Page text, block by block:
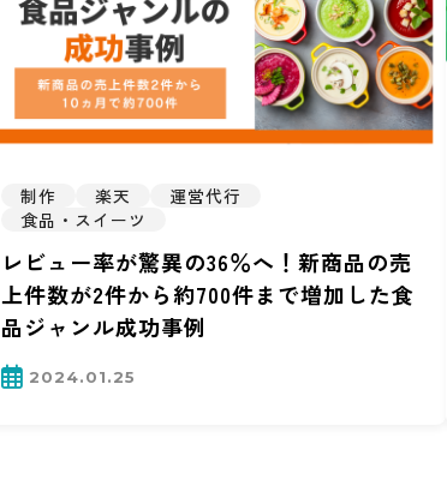
制作 楽天
運営代行
食品・スイーツ
レビュー率が驚異の36％へ！新商品の売
上件数が2件から約700件まで増加した食
品ジャンル成功事例
2024.01.25